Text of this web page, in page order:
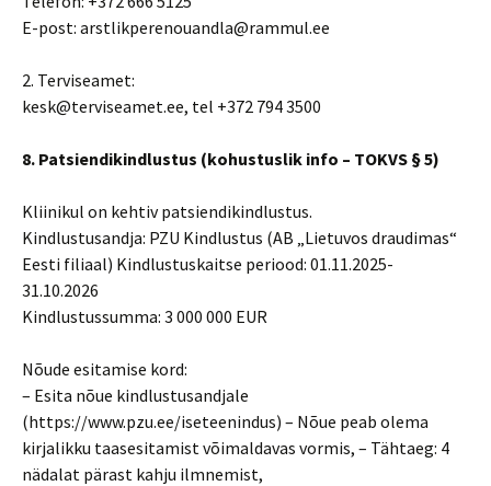
E-post: arstlikperenouandla@rammul.ee
2. Terviseamet:
kesk@terviseamet.ee, tel +372 794 3500
8. Patsiendikindlustus (kohustuslik info – TOKVS § 5)
Kliinikul on kehtiv patsiendikindlustus.
Kindlustusandja: PZU Kindlustus (AB „Lietuvos draudimas“
Eesti filiaal) Kindlustuskaitse periood: 01.11.2025-
31.10.2026
Kindlustussumma: 3 000 000 EUR
Nõude esitamise kord:
– Esita nõue kindlustusandjale
(https://www.pzu.ee/iseteenindus) – Nõue peab olema
kirjalikku taasesitamist võimaldavas vormis, – Tähtaeg: 4
nädalat pärast kahju ilmnemist,